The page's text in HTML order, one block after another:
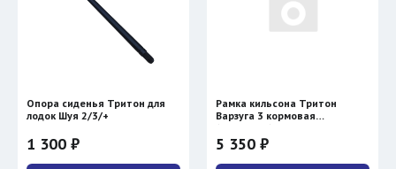
Опора сиденья Тритон для
лодок Шуя 2/3/+
1 300 ₽
Рамка кильсона Тритон
Варзуга 3 кормовая
(стыковая)
5 350 ₽